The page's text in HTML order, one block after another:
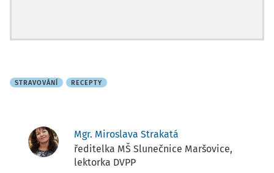
STRAVOVÁNÍ RECEPTY
Mgr. Miroslava Strakatá
ředitelka MŠ Slunečnice Maršovice,
lektorka DVPP